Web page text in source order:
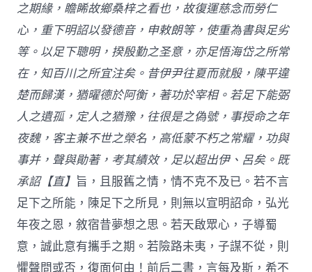
之期緣，瞻睎故鄉桑梓之看也，故復運慈念而勞仁
心，重下明詔以發德音，申敕朗等，使重為書與足劣
等。以足下聰明，揆殷勤之圣意，亦足悟海岱之所常
在，知百川之所宜注矣。昔伊尹往夏而就殷，陳平違
楚而歸漢，猶曜德於阿衡，著功於宰相。若足下能弼
人之遺孤，定人之猶豫，往很是之偽號，事授命之年
夜魏，客主兼不世之榮名，高低蒙不朽之常耀，功與
事并，聲與勛著，考其績效，足以超出伊、呂矣。既
承詔【直】 旨，且服舊之情，情不克不及已。若不言
足下之所能，陳足下之所見，則無以宣明詔命，弘光
年夜之恩，敘宿昔夢想之思。若天啟眾心，子導蜀
意，誠此意有攜手之期。若險路未夷，子謀不從，則
懼聲問或否，復面何由！前后二書，言每及斯，希不